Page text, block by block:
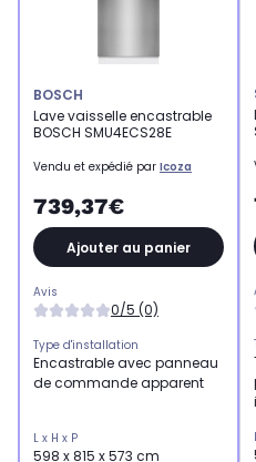
BOSCH
Lave vaisselle encastrable
BOSCH SMU4ECS28E
Vendu et expédié par Icoza
739,37€
Ajouter au panier
Avis
0/5 (0)
Type d'installation
Encastrable avec panneau
de commande apparent
L x H x P
598 x 815 x 573 cm